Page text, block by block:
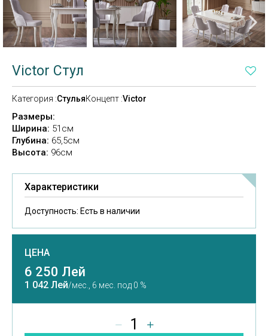
Victor Стул
Категория :СтульяКонцепт :Victor
Размеры:
Ширина: 51см
Глубина: 65,5см
Высота: 96cм
Характеристики
Доступность: Есть в наличии
ЦЕНА
6 250 Лей
1 042 Лей/мес., 6 мес. под 0 %
1